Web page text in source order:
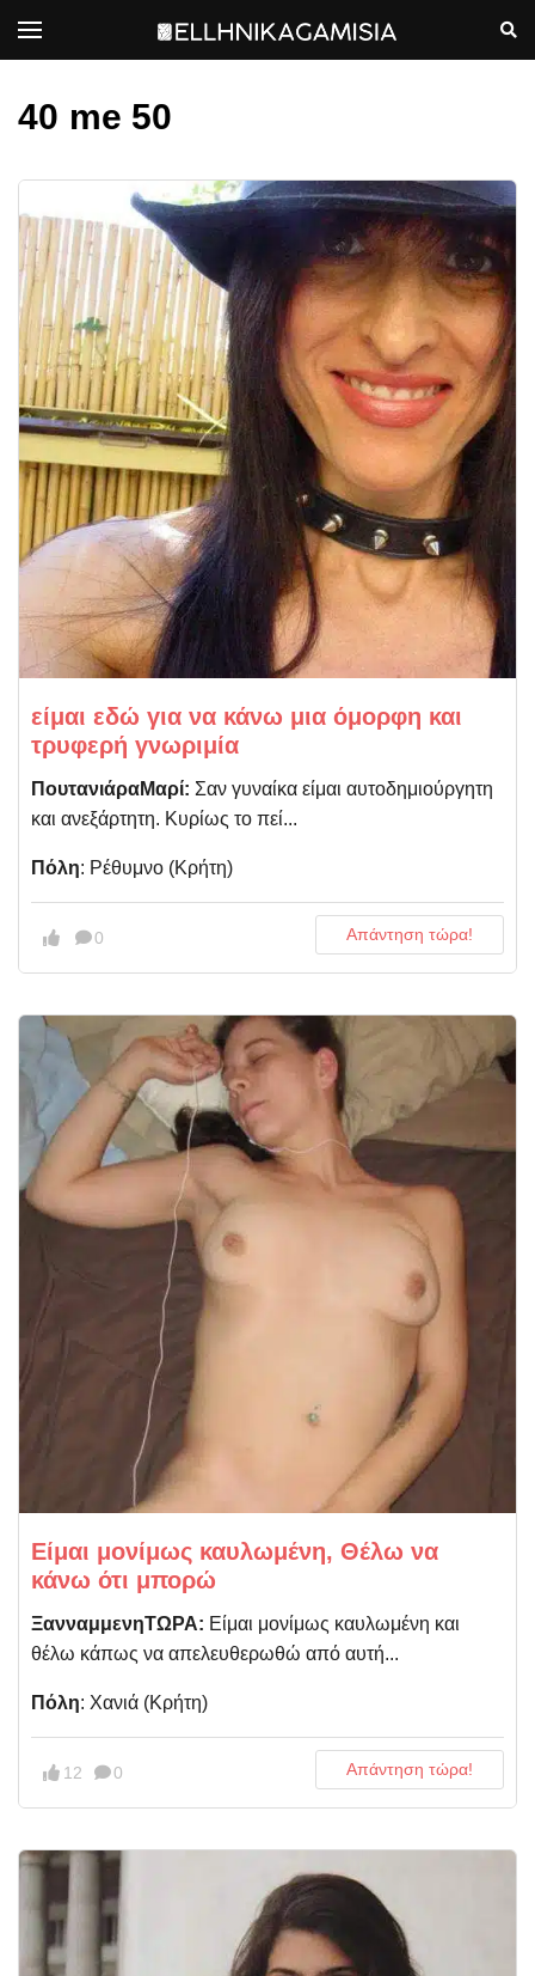
40 me 50
είμαι εδώ για να κάνω μια όμορφη και
τρυφερή γνωριμία
ΠουτανιάραΜαρί: Σαν γυναίκα είμαι αυτοδημιούργητη
και ανεξάρτητη. Κυρίως το πεί...
Πόλη: Ρέθυμνο (Κρήτη)
0 Απάντηση τώρα!
Είμαι μονίμως καυλωμένη, Θέλω να
κάνω ότι μπορώ
ΞανναμμενηΤΩΡΑ: Είμαι μονίμως καυλωμένη και
θέλω κάπως να απελευθερωθώ από αυτή...
Πόλη: Χανιά (Κρήτη)
12 0 Απάντηση τώρα!